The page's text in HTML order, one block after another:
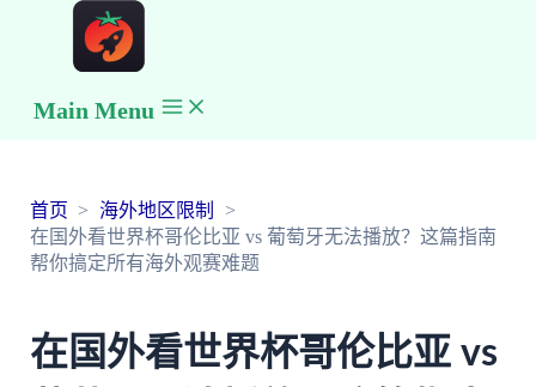
Main Menu
首页
海外地区限制
在国外看世界杯哥伦比亚 vs 葡萄牙无法播放？这篇指南
帮你搞定所有海外观赛难题
在国外看世界杯哥伦比亚 vs